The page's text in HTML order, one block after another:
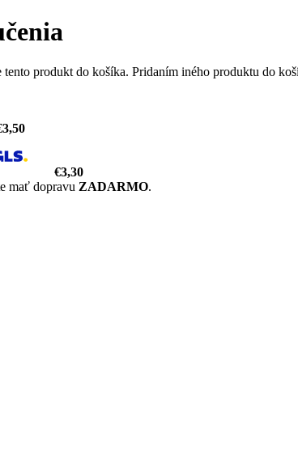
produkt do košíka. Pridaním iného produktu do
€3,30
mať dopravu ZADARMO.